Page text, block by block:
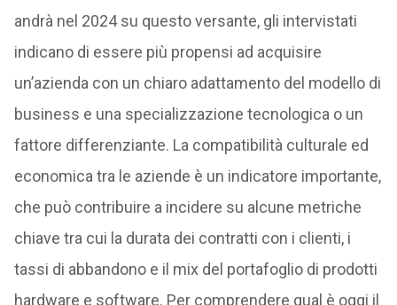
andrà nel 2024 su questo versante, gli intervistati
indicano di essere più propensi ad acquisire
un’azienda con un chiaro adattamento del modello di
business e una specializzazione tecnologica o un
fattore differenziante. La compatibilità culturale ed
economica tra le aziende è un indicatore importante,
che può contribuire a incidere su alcune metriche
chiave tra cui la durata dei contratti con i clienti, i
tassi di abbandono e il mix del portafoglio di prodotti
hardware e software. Per comprendere qual è oggi il